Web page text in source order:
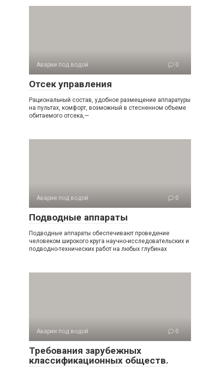
Аварии под водой 0
Отсек управления
Рациональный состав, удобное размещение аппаратуры
на пультах, комфорт, возможный в стесненном объеме
обитаемого отсека,—
Аварии под водой 0
Подводные аппараты
Подводные аппараты обеспечивают проведение
человеком широкого круга научно-исследовательских и
подводно-технических работ на любых глубинах
Аварии под водой 0
Требования зарубежных
классификационных обществ.